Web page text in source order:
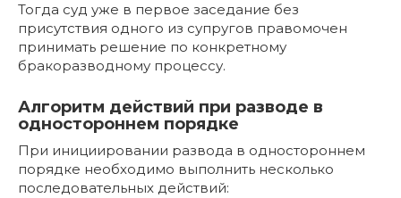
Тогда суд уже в первое заседание без
присутствия одного из супругов правомочен
принимать решение по конкретному
бракоразводному процессу.
Алгоритм действий при разводе в
одностороннем порядке
При инициировании развода в одностороннем
порядке необходимо выполнить несколько
последовательных действий: